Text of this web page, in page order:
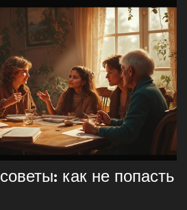
как не попасть